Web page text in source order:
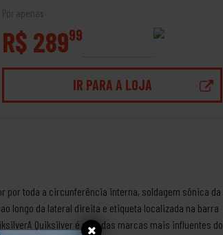
Por apenas
R$ 28999
IR PARA A LOJA
por toda a circunferência interna, soldagem sônica da
longo da lateral direita e etiqueta localizada na barra
Quiksilver é uma das marcas mais influentes do